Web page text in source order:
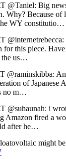
@Taniel: Big
Why? Because of
WY constitutio…
for this piece.
the us…
@raminskibba:
of Japanese
no m…
@suhaunah: i
Amazon fired a
after he…
might